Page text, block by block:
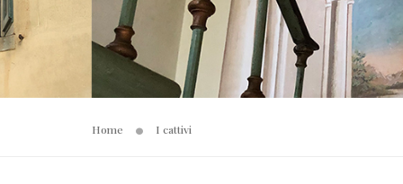
Home I cattivi